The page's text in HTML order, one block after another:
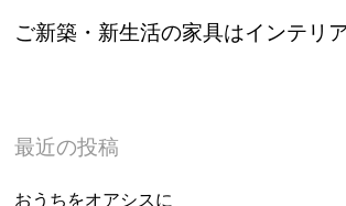
ご新築・新生活の家具はインテリ
最近の投稿
おうちをオアシスに